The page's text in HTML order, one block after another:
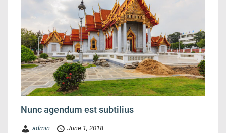
Nunc agendum est subtilius
admin June 1, 2018